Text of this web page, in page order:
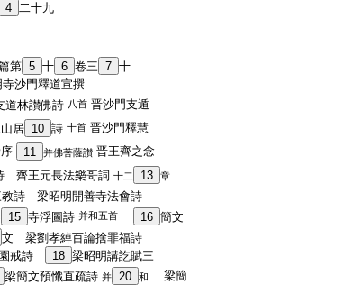
4 二十九
第 5 十 6 卷三 7 十
寺沙門釋道宣撰
道林讃佛詩 八首 晋沙門支遁
居 10 詩 十首 晋沙門釋慧
11 并佛菩薩讃 晋王齊之念
齊王元長法樂哥詞 十二 13 章
教詩 梁昭明開善寺法會詩
15 寺浮圖詩 并和五首 16 簡文
文 梁劉孝綽百論捨罪福詩
戒詩 18 梁昭明講訖賦三
梁簡文預懺直疏詩 并 20 和 梁簡